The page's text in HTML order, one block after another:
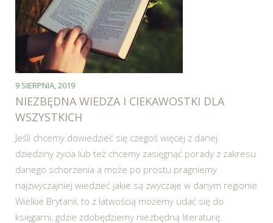
9 SIERPNIA, 2019
NIEZBĘDNA WIEDZA I CIEKAWOSTKI DLA
WSZYSTKICH
Jeśli chcemy dowiedzieć się czegoś więcej z danej
dziedziny życia lub też chcemy zasięgnąć porady z zakresu
danego schorzenia a może po prostu pragniemy
najzwyczajniej wiedzieć jakie są zwyczaje w danym regionie
Wielkie Brytanii, to z łatwością możemy udać się do
księgarni, gdzie zdobędziemy niezbędną literaturę.